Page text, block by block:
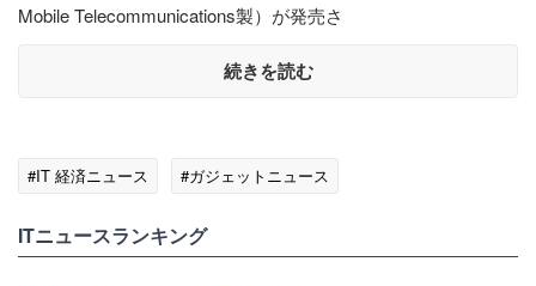
Mobile Telecommunications製）が発売さ
続きを読む
#IT 経済ニュース #ガジェットニュース
ITニュースランキング